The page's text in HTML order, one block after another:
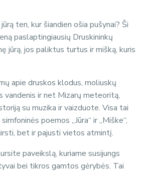
ten, kur šiandien ošia pušynai? Ši
paslaptingiausių Druskininkų
jūrą, jos paliktus turtus ir mišką, kuris
apie druskos klodus, moliuskų
vandenis ir net Mizarų meteoritą,
su muzika ir vaizduote. Visa tai
poemos „Jūra“ ir „Miške“,
bet ir pajusti vietos atmintį.
paveikslą, kuriame susijungs
bei tikros gamtos gėrybės. Tai